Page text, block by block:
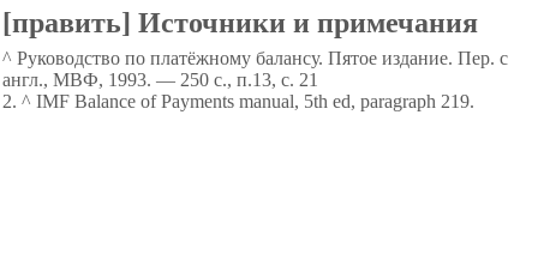
[править] Источники и примечания
^ Руководство по платёжному балансу. Пятое издание. Пер. с
англ., МВФ, 1993. — 250 с., п.13, с. 21
2. ^ IMF Balance of Payments manual, 5th ed, paragraph 219.